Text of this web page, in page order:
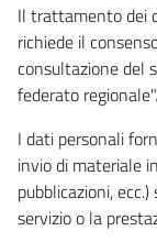
Il trattamento dei
richiede il
consultazione del
federato regionale".
I dati personali
invio di materiale
pubblicazioni,
servizio o la